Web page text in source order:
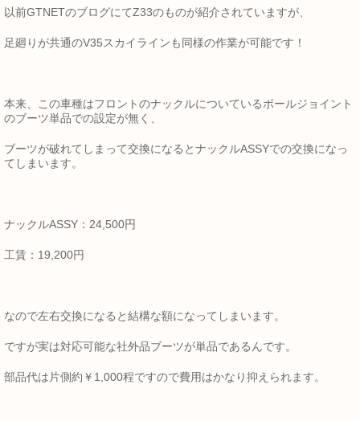
以前GTNETのブログにてZ33のものが紹介されていますが、
足廻りが共通のV35スカイラインも同様の作業が可能です！
本来、この車種はフロントのナックルについているボールジョイント
のブーツ単品での設定が無く、
ブーツが破れてしまって交換になるとナックルASSYでの交換になっ
てしまいます。
ナックルASSY：24,500円
工賃：19,200円
なので左右交換になると結構な額になってしまいます。
ですが実は対応可能な社外品ブーツが単品であるんです。
部品代は片側約￥1,000程ですので費用はかなり抑えられます。